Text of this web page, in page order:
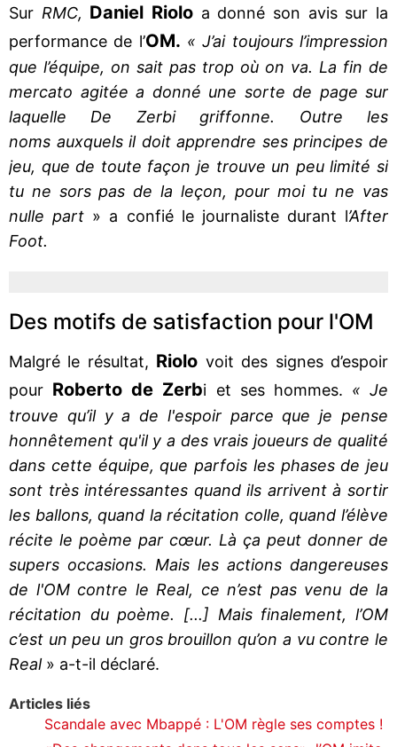
Sur RMC, Daniel Riolo a donné son avis sur la
performance de l’OM. « J’ai toujours l’impression
que l’équipe, on sait pas trop où on va. La fin de
mercato agitée a donné une sorte de page sur
laquelle De Zerbi griffonne. Outre les
noms auxquels il doit apprendre ses principes de
jeu, que de toute façon je trouve un peu limité si
tu ne sors pas de la leçon, pour moi tu ne vas
nulle part » a confié le journaliste durant l’After
Foot.
Des motifs de satisfaction pour l'OM
Malgré le résultat, Riolo voit des signes d’espoir
pour Roberto de Zerbi et ses hommes. « Je
trouve qu’il y a de l'espoir parce que je pense
honnêtement qu'il y a des vrais joueurs de qualité
dans cette équipe, que parfois les phases de jeu
sont très intéressantes quand ils arrivent à sortir
les ballons, quand la récitation colle, quand l’élève
récite le poème par cœur. Là ça peut donner de
supers occasions. Mais les actions dangereuses
de l'OM contre le Real, ce n’est pas venu de la
récitation du poème. [...] Mais finalement, l’OM
c’est un peu un gros brouillon qu’on a vu contre le
Real» a-t-il déclaré.
Articles liés
Scandale avec Mbappé : L'OM règle ses comptes !